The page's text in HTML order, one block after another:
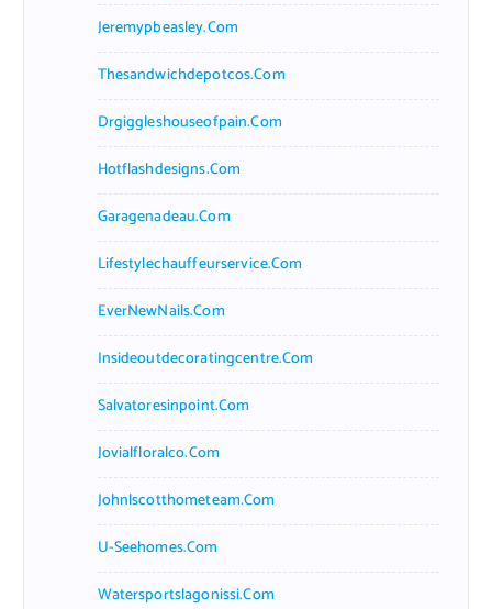
Jeremypbeasley.com
Thesandwichdepotcos.com
Drgiggleshouseofpain.com
Hotflashdesigns.com
Garagenadeau.com
Lifestylechauffeurservice.com
EverNewNails.com
Insideoutdecoratingcentre.com
Salvatoresinpoint.com
Jovialfloralco.com
Johnlscotthometeam.com
U-Seehomes.com
Watersportslagonissi.com